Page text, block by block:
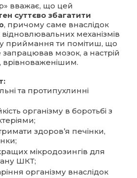
вважає, що цей
суттєво збагатити
, причому саме внаслідок
відновлювальних механізмів
приймання ти помітиш, що
запрацював мозок, а настрій
врівноваженішим.
та протипухлинні
організму в боротьбі з
здоров’я печінки,
мікродозингів для
ШКТ;
організму внаслідок